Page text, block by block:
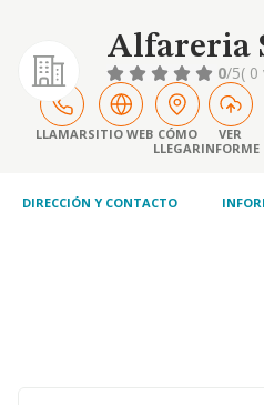
Alfareria
0/5(
LLAMARSITIO WEB CÓMO
LLEGAR
VER
INFORME
DIRECCIÓN Y CONTACTO